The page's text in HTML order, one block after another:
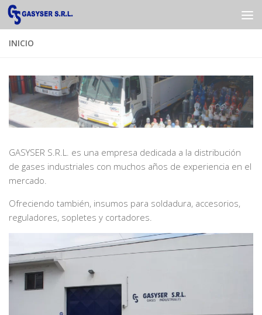
Saltar al contenido
INICIO
GASYSER S.R.L. es una empresa dedicada a la distribución
de gases industriales con muchos años de experiencia en el
mercado.
Ofreciendo también, insumos para soldadura, accesorios,
reguladores, sopletes y cortadores.